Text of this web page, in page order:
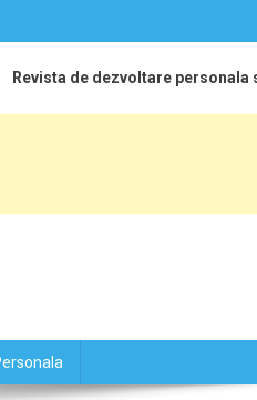
Revista de dezvoltare personala